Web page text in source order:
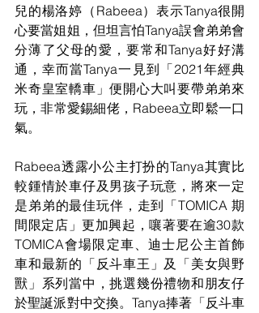
兒的楊洛婷（Rabeea）表示Tanya很開
心要當姐姐，但坦言怕Tanya誤會弟弟會
分薄了父母的愛，要常和Tanya好好溝
通，幸而當Tanya一見到「2021年經典
米奇皇室轎車」便開心大叫要帶弟弟來
玩，非常愛錫細佬，Rabeea立即鬆一口
氣。
Rabeea透露小公主打扮的Tanya其實比
較鍾情於車仔及男孩子玩意，將來一定
是弟弟的最佳玩伴，走到「TOMICA 期
間限定店」更加興起，嚷著要在逾30款
TOMICA會場限定車、迪士尼公主首飾
車和最新的「反斗車王」及「美女與野
獸」系列當中，挑選幾份禮物和朋友仔
於聖誕派對中交換。Tanya捧著「反斗車